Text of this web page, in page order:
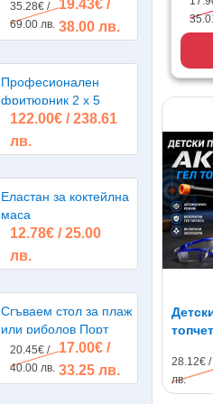
помпа, акумулаторна
батерия
35.28€ /
69.00 лв.
19.43€ /
38.00 лв.
Професионален
фритюрник 2 х 5
литра 2х2500W
122.00€ / 238.61
лв.
Еластан за коктейлна
маса
12.78€ / 25.00
лв.
Сгъваем стол за плаж
или риболов Порт
20.45€ /
40.00 лв.
17.00€ /
33.25 лв.
28.12€
лв.